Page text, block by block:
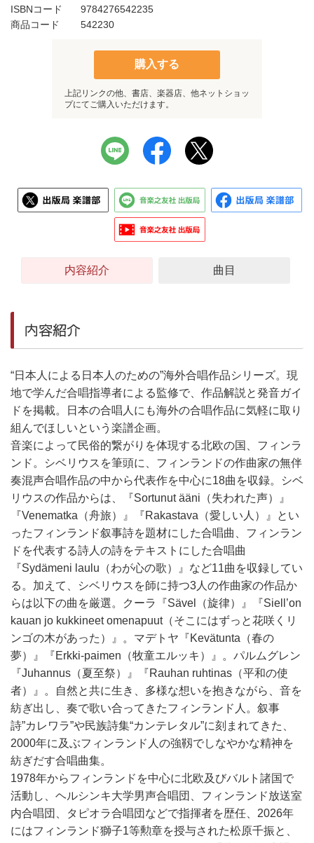
ISBNコード
9784276542235
商品コード
542230
購入する
上記リンクの他、書店、楽器店、他ネットショッ
プにてご購入いただけます。
内容紹介 曲目
内容紹介
“日本人による日本人のための”海外合唱作品シリーズ。現
地で学んだ合唱指導者による監修で、作品解説と発音ガイ
ドを掲載。日本の合唱人にも海外の合唱作品に気軽に取り
組んでほしいという楽譜企画。
音楽によって民俗的繋がりを体現する北欧の国、フィンラ
ンド。シベリウスを筆頭に、フィンランドの作曲家の無伴
奏混声合唱作品の中から代表作を中心に18曲を収録。シベ
リウスの作品からは、『Sortunut ääni（失われた声）』
『Venematka（舟旅）』『Rakastava（愛しい人）』とい
ったフィンランド叙事詩を題材にした合唱曲、フィンラン
ドを代表する詩人の詩をテキストにした合唱曲
『Sydämeni laulu（わが心の歌）』など11曲を収録してい
る。加えて、シベリウスを師に持つ3人の作曲家の作品か
らは以下の曲を厳選。クーラ『Sävel（旋律）』『Siell’on
kauan jo kukkineet omenapuut（そこにはずっと花咲くリ
ンゴの木があった）』。マデトヤ『Kevätunta（春の
夢）』『Erkki-paimen（牧童エルッキ）』。パルムグレン
『Juhannus（夏至祭）』『Rauhan ruhtinas（平和の使
者）』。自然と共に生き、多様な想いを抱きながら、音を
紡ぎ出し、奏で歌い合ってきたフィンランド人。叙事
詩”カレワラ”や民族詩集“カンテレタル”に刻まれてきた、
2000年に及ぶフィンランド人の強靱でしなやかな精神を
紡ぎだす合唱曲集。
1978年からフィンランドを中心に北欧及びバルト諸国で
活動し、ヘルシンキ大学男声合唱団、フィンランド放送室
内合唱団、タピオラ合唱団などで指揮者を歴任、2026年
にはフィンランド獅子1等勲章を授与された松原千振と、